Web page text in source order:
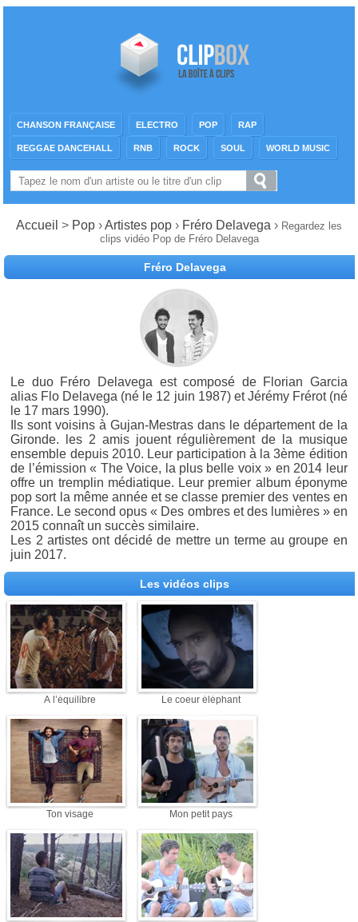
CHANSON FRANÇAISE ELECTRO POP RAP
REGGAE DANCEHALL RNB ROCK SOUL WORLD MUSIC
Accueil > Pop ›Artistes pop › Fréro Delavega › Regardez les
clips vidéo Pop de Fréro Delavega
Fréro Delavega
Le duo Fréro Delavega est composé de Florian Garcia
alias Flo Delavega (né le 12 juin 1987) et Jérémy Frérot (né
le 17 mars 1990).
Ils sont voisins à Gujan-Mestras dans le département de la
Gironde. les 2 amis jouent régulièrement de la musique
ensemble depuis 2010. Leur participation à la 3ème édition
de l’émission « The Voice, la plus belle voix » en 2014 leur
offre un tremplin médiatique. Leur premier album éponyme
pop sort la même année et se classe premier des ventes en
France. Le second opus « Des ombres et des lumières » en
2015 connaît un succès similaire.
Les 2 artistes ont décidé de mettre un terme au groupe en
juin 2017.
Les vidéos clips
À l’équilibre Le coeur éléphant
Ton visage Mon petit pays